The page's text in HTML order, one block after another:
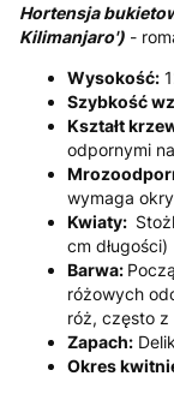
Hortensja
Kilimanjaro') -
Wysokość:
Szybkość
Kształt
odpornymi
wymaga
Kwiaty:
cm długości)
Barwa:
różowych
róż, często
Zapach:
Okres